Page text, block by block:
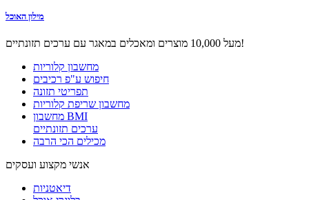
מילון האוכל
מעל 10,000 מוצרים ומאכלים במאגר עם ערכים תזונתיים!
מחשבון קלוריות
חיפוש ע"פ רכיבים
תפריטי תזונה
מחשבון שריפת קלוריות
מחשבון BMI
ערכים תזונתיים
מכילים הכי הרבה
אנשי מקצוע ועסקים
דיאטניות